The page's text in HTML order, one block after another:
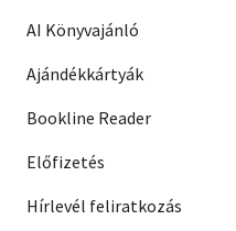
AI Könyvajánló
Ajándékkártyák
Bookline Reader
Előfizetés
Hírlevél feliratkozás